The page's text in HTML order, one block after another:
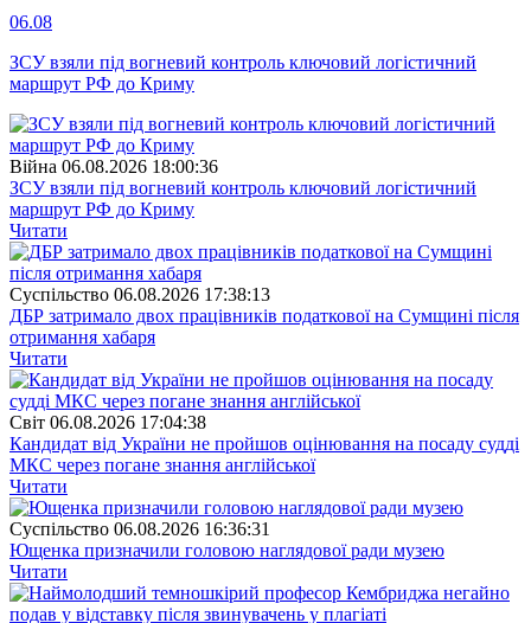
06.08
ЗСУ взяли під вогневий контроль ключовий логістичний
маршрут РФ до Криму
Війна 06.08.2026 18:00:36
ЗСУ взяли під вогневий контроль ключовий логістичний
маршрут РФ до Криму
Читати
Суспiльство 06.08.2026 17:38:13
ДБР затримало двох працівників податкової на Сумщині після
отримання хабаря
Читати
Свiт 06.08.2026 17:04:38
Кандидат від України не пройшов оцінювання на посаду судді
МКС через погане знання англійської
Читати
Суспiльство 06.08.2026 16:36:31
Ющенка призначили головою наглядової ради музею
Читати